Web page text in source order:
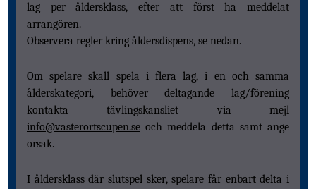
lag per åldersklass, efter att först ha meddelat
arrangören.
Observera regler kring åldersdispens, se nedan.
Om spelare skall spela i flera lag, i en och samma
ålderskategori, behöver deltagande lag/förening
kontakta tävlingskansliet via mejl
info@vasterortscupen.se och meddela detta samt ange
orsak.
I åldersklass där slutspel sker, spelare får enbart delta i